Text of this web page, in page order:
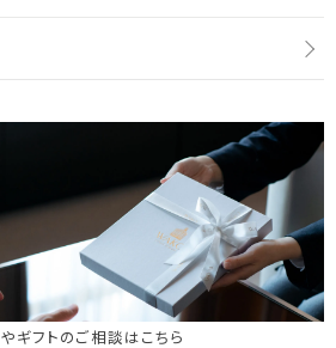
ギフトのご相談はこちら